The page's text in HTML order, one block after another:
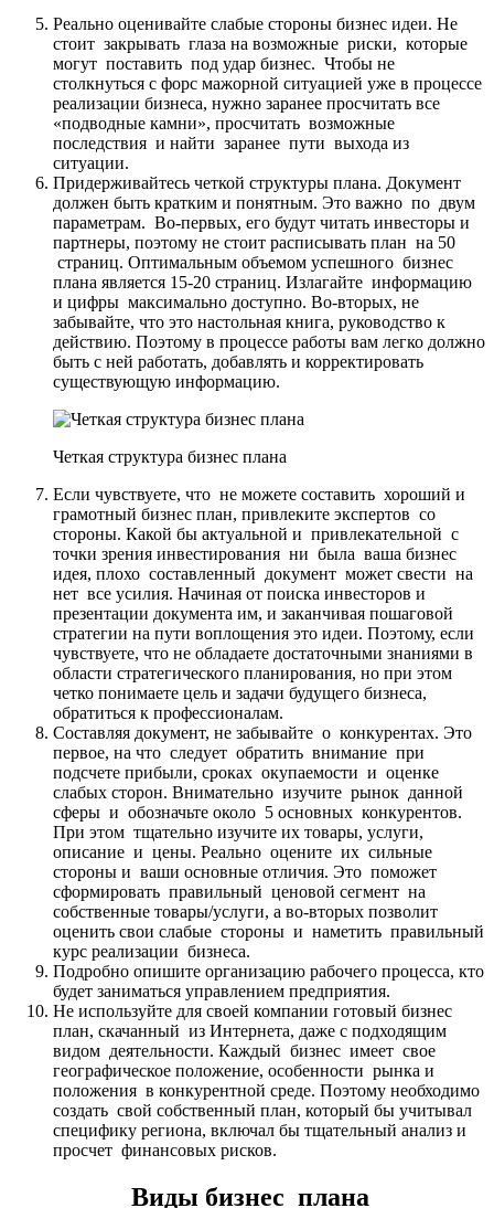
Реально оценивайте слабые стороны бизнес идеи. Не
стоит закрывать глаза на возможные риски, которые
могут поставить под удар бизнес. Чтобы не
столкнуться с форс мажорной ситуацией уже в процессе
реализации бизнеса, нужно заранее просчитать все
«подводные камни», просчитать возможные
последствия и найти заранее пути выхода из
ситуации.
Придерживайтесь четкой структуры плана. Документ
должен быть кратким и понятным. Это важно по двум
параметрам. Во-первых, его будут читать инвесторы и
партнеры, поэтому не стоит расписывать план на 50
страниц. Оптимальным объемом успешного бизнес
плана является 15-20 страниц. Излагайте информацию
и цифры максимально доступно. Во-вторых, не
забывайте, что это настольная книга, руководство к
действию. Поэтому в процессе работы вам легко должно
быть с ней работать, добавлять и корректировать
существующую информацию.
Четкая структура бизнес плана
Если чувствуете, что не можете составить хороший и
грамотный бизнес план, привлеките экспертов со
стороны. Какой бы актуальной и привлекательной с
точки зрения инвестирования ни была ваша бизнес
идея, плохо составленный документ может свести на
нет все усилия. Начиная от поиска инвесторов и
презентации документа им, и заканчивая пошаговой
стратегии на пути воплощения это идеи. Поэтому, если
чувствуете, что не обладаете достаточными знаниями в
области стратегического планирования, но при этом
четко понимаете цель и задачи будущего бизнеса,
обратиться к профессионалам.
Составляя документ, не забывайте о конкурентах. Это
первое, на что следует обратить внимание при
подсчете прибыли, сроках окупаемости и оценке
слабых сторон. Внимательно изучите рынок данной
сферы и обозначьте около 5 основных конкурентов.
При этом тщательно изучите их товары, услуги,
описание и цены. Реально оцените их сильные
стороны и ваши основные отличия. Это поможет
сформировать правильный ценовой сегмент на
собственные товары/услуги, а во-вторых позволит
оценить свои слабые стороны и наметить правильный
курс реализации бизнеса.
Подробно опишите организацию рабочего процесса, кто
будет заниматься управлением предприятия.
Не используйте для своей компании готовый бизнес
план, скачанный из Интернета, даже с подходящим
видом деятельности. Каждый бизнес имеет свое
географическое положение, особенности рынка и
положения в конкурентной среде. Поэтому необходимо
создать свой собственный план, который бы учитывал
специфику региона, включал бы тщательный анализ и
просчет финансовых рисков.
Виды бизнес плана